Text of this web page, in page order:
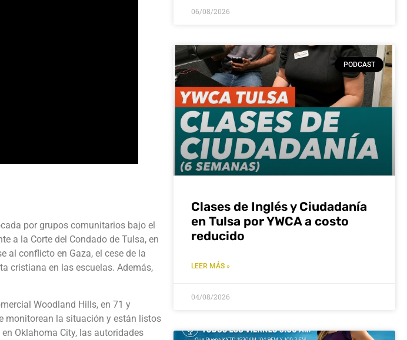
por grupos comunitarios bajo el
a la Corte del Condado de Tulsa, en
al conflicto en Gaza, el cese de la
cristiana en las escuelas. Además,
Woodland Hills, en 71 y
monitorean la situación y están listos
Oklahoma City, las autoridades
06/08/2026
PODCAST
Clases de Inglés y Ciudadanía
en Tulsa por YWCA a costo
reducido
LEER MÁS »
04/08/2026